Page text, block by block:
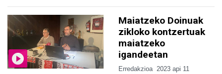
Maiatzeko Doinuak
zikloko kontzertuak
maiatzeko
igandeetan
Erredakzioa 2023 api 11